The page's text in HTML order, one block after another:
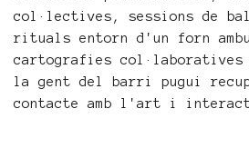
col·lectives, sessions de
rituals entorn d'un forn
cartografies col·laboratives
la gent del barri pugui
contacte amb l'art i